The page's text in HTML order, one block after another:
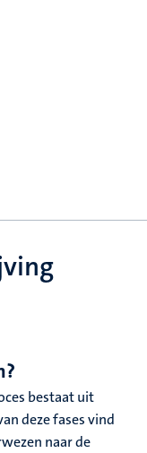
bestaat uit
deze fases vind
naar de